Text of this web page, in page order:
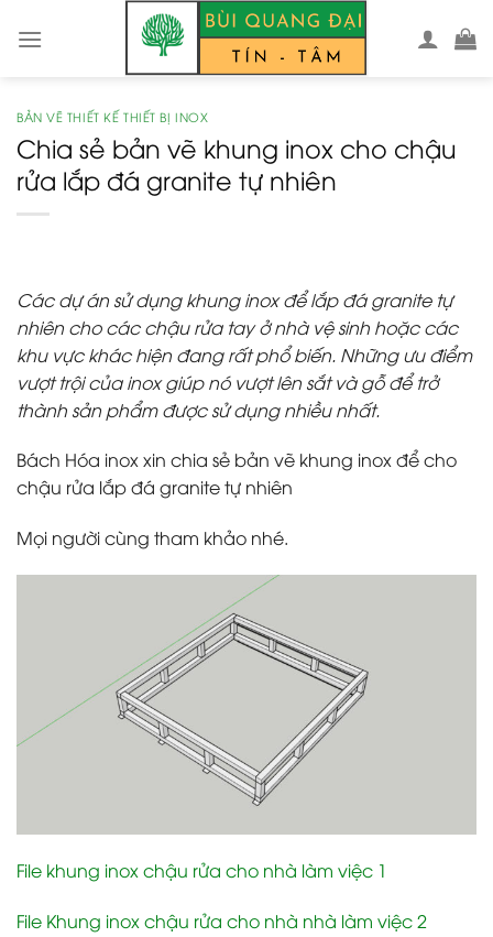
BẢN VẼ THIẾT KẾ THIẾT BỊ INOX
Chia sẻ bản vẽ khung inox cho chậu
rửa lắp đá granite tự nhiên
Các dự án sử dụng khung inox để lắp đá granite tự
nhiên cho các chậu rửa tay ở nhà vệ sinh hoặc các
khu vực khác hiện đang rất phổ biến. Những ưu điểm
vượt trội của inox giúp nó vượt lên sắt và gỗ để trở
thành sản phẩm được sử dụng nhiều nhất.
Bách Hóa inox xin chia sẻ bản vẽ khung inox để cho
chậu rửa lắp đá granite tự nhiên
Mọi người cùng tham khảo nhé.
File khung inox chậu rửa cho nhà làm việc 1
File Khung inox chậu rửa cho nhà nhà làm việc 2